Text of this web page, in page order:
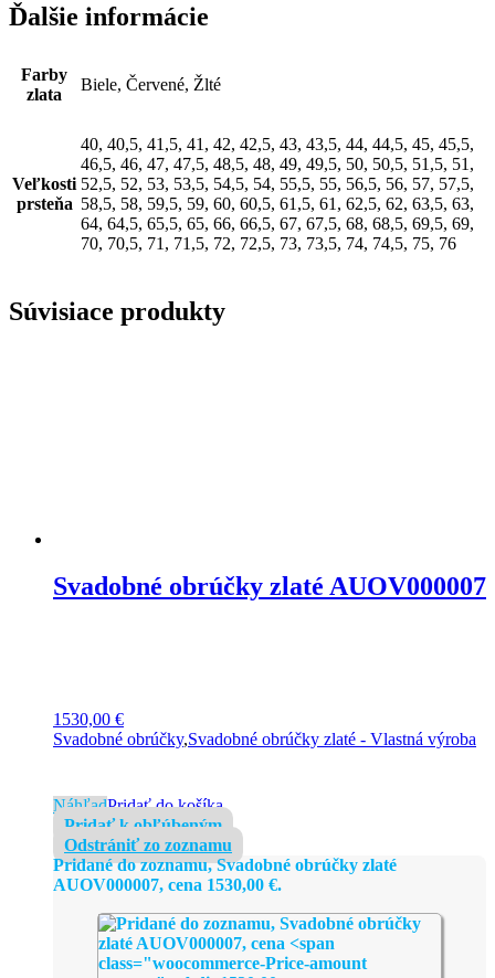
Ďalšie informácie
Farby
zlata
Biele, Červené, Žlté
Veľkosti
prsteňa
40, 40,5, 41,5, 41, 42, 42,5, 43, 43,5, 44, 44,5, 45, 45,5,
46,5, 46, 47, 47,5, 48,5, 48, 49, 49,5, 50, 50,5, 51,5, 51,
52,5, 52, 53, 53,5, 54,5, 54, 55,5, 55, 56,5, 56, 57, 57,5,
58,5, 58, 59,5, 59, 60, 60,5, 61,5, 61, 62,5, 62, 63,5, 63,
64, 64,5, 65,5, 65, 66, 66,5, 67, 67,5, 68, 68,5, 69,5, 69,
70, 70,5, 71, 71,5, 72, 72,5, 73, 73,5, 74, 74,5, 75, 76
Súvisiace produkty
Svadobné obrúčky zlaté AUOV000007
1530,00 €
Svadobné obrúčky,Svadobné obrúčky zlaté - Vlastná výroba
NáhľadPridať do košíka
Pridať k obľúbeným
Odstrániť zo zoznamu
Pridané do zoznamu, Svadobné obrúčky zlaté
AUOV000007, cena 1530,00 €.